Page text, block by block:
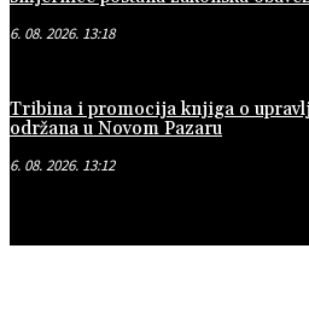
6. 08. 2026. 13:18
Tribina i promocija knjiga o
održana u Novom Pazaru
6. 08. 2026. 13:12